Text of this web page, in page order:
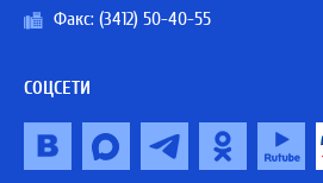
Факс: (3412) 50-40-55
СОЦСЕТИ